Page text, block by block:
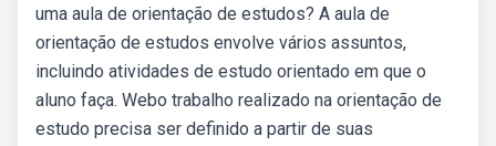
uma aula de orientação de estudos? A aula de
orientação de estudos envolve vários assuntos,
incluindo atividades de estudo orientado em que o
aluno faça. Webo trabalho realizado na orientação de
estudo precisa ser definido a partir de suas